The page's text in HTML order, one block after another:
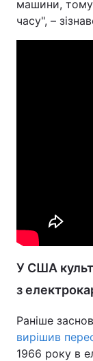
машини,
часу", –
У США
з
Раніше
вирішив
1966 року в